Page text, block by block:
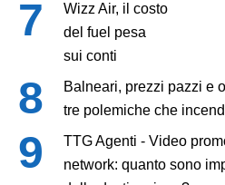
Wizz Air, il costo
del fuel pesa
sui conti
Balneari, prezzi pazzi e
tre polemiche che
TTG Agenti - Video
network: quanto sono